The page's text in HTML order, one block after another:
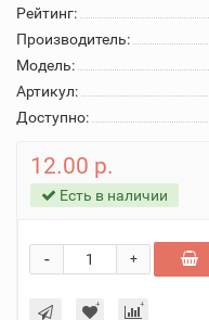
Рейтинг:
Производитель:
Модель:
Артикул:
Доступно:
12.00 р.
Есть в наличии
+
-